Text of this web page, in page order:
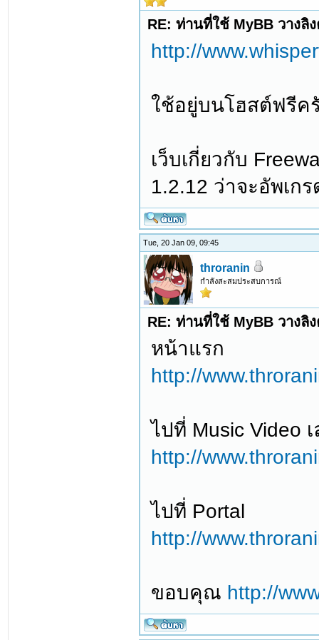
RE: ท่านที่ใช้ MyBB วางลิ
http://
ใช้อยู่บนโฮสต์ฟรีค
เว็บเกี่ยวกับ
1.2.12 ว่าจะอัพเก
Tue, 20 Jan 09, 09:45
throranin
กำลังสะสมประสบการณ์
RE: ท่านที่ใช้ MyBB วางลิ
หน้าแรก
http://
ไปที่ Music Video เ
http://
ไปที่ Portal
http://
ขอบคุณ http://